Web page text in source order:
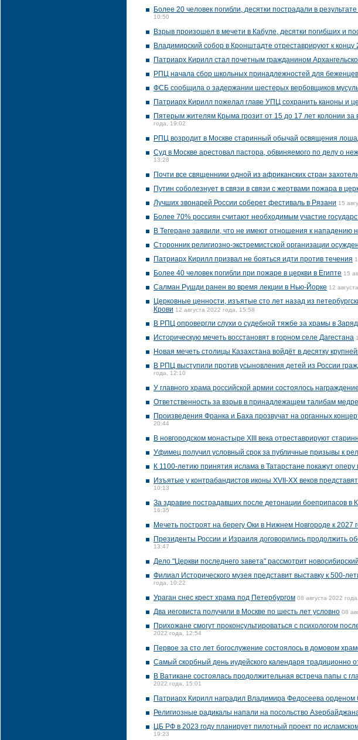
Более 20 человек погибли, десятки пострадали в
10:50
Взрыв произошел в мечети в Кабуле, десятки погибших и
Владимирский собор в Кронштадте отреставрируют к концу
Патриарх Кирилл стал почетным гражданином
РПЦ начала сбор школьных принадлежностей для
ФСБ сообщила о задержании шестерых вербовщиков
Патриарх Кирилл пожелал главе УПЦ сохранить каноны и
Пятерым жителям Крыма грозит от 15 до 17 лет колонии за
года, 19:02
РПЦ возродит в Москве старинный обычай освящения
Суд в Москве арестовал пастора, обвиняемого по делу о
13:28
Почти все священники одной из африканских стран
Путин соболезнует в связи в связи с жертвами пожара в
Лучших звонарей России соберет фестиваль в Рязани 15
Более 70% россиян считают необходимым участие
В Тегеране заявили, что не имеют отношения к нападению
Сторонник религиозно-экстремистской организации
Патриарх Кирилл призвал не бояться идти против течения
Более 40 человек погибли при пожаре в церкви в Египте 15
Салман Рушди ранен во время лекции в Нью-Йорке 12
Церковные ценности, изъятые сто лет назад из
Крови 12 августа 2022 года, 15:58
В РПЦ опровергли слухи о судебной тяжбе за храмы в
Историческую мечеть восстановят в горном селе Дагестана
Новая мечеть столицы Казахстана войдёт в десятку
В РПЦ выступили против усыновления детей из России
года, 12:10
У главного храма российской армии состоялось
Ответственность за взрыв в принадлежащем талибам
Произведения Франка и Баха прозвучат на органных
20:44
В новгородском монастыре XIII века отреставрируют
Уфимец получил условный срок за публичные призывы к
К 1100-летию принятия ислама в Татарстане покажут
Изъятые у контрабандистов иконы XVII-XX веков
10:13
За здравие пострадавших после детонации боеприпасов в
16:35
Мечеть построят на берегу Оки в Нижнем Новгороде к 2027
Президенты России и Израиля договорились продолжить
13:47
Дело "Церкви последнего завета" рассмотрит
Филиал Исторического музея представит выставку к 500-
года, 10:22
Ураган снес крест храма под Петербургом 08 августа 2022
Два иеговиста получили в Москве по шесть лет условно 08
Прихожане смогут проконсультироваться с психологом
2022 года, 12:54
Первое за сто лет богослужение состоялось в домовом
Самый скорбный день иудейского календаря традиционно
В Ватикане состоялась продолжительная встреча папы с
2022 года, 15:01
Патриарх Кирилл наградил Владимира Федосеева орденом
Религиозные радикалы напали на посольство
ЦБ РФ в 2023 году планирует пилотный проект по
19:23